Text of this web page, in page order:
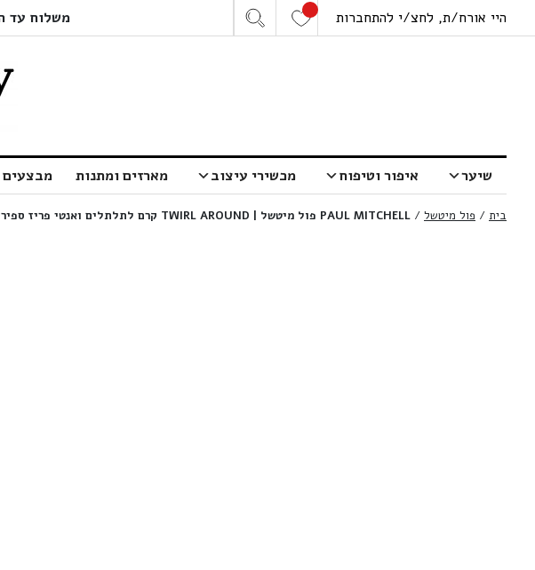
היי אורח/ת, לחצ/י להתחברות משלוח עד הבית חינם
שיער איפור וטיפוח מכשירי עיצוב מארזים ומתנות מבצעים
בית / פול מיטשל / PAUL MITCHELL פול מיטשל | TWIRL AROUND קרם לתלתלים ואנטי פריז ספירלה | 150 מ”ל